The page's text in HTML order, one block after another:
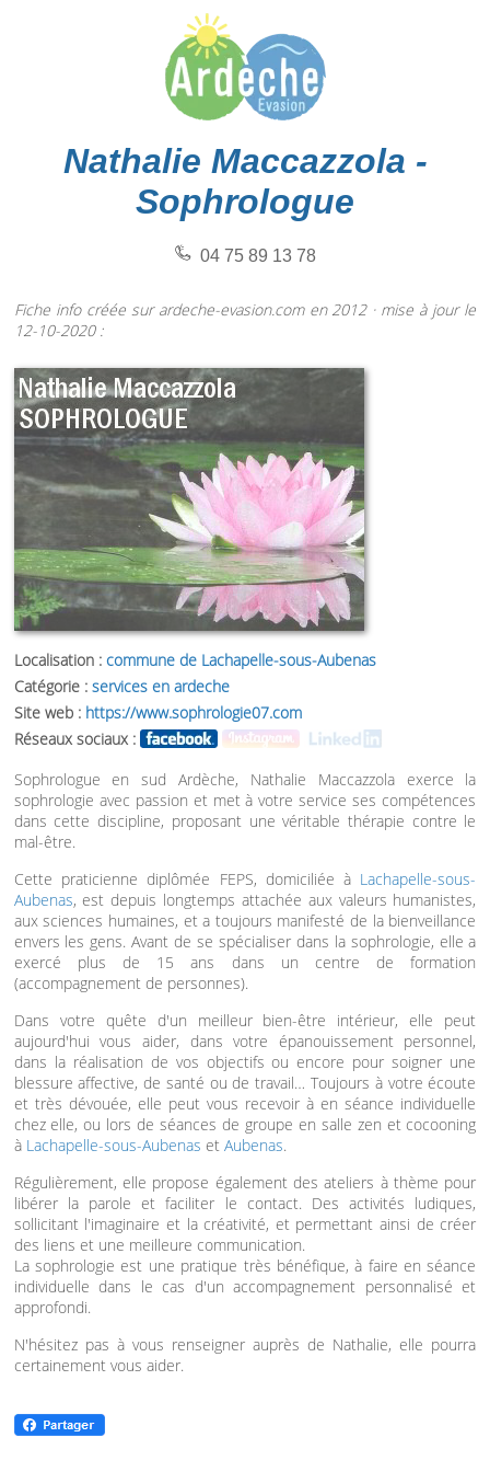
Nathalie Maccazzola -
Sophrologue
04 75 89 13 78
Fiche info créée sur ardeche-evasion.com en 2012 · mise à jour le
12-10-2020 :
Localisation : commune de Lachapelle-sous-Aubenas
Catégorie : services en ardeche
Site web : https://www.sophrologie07.com
Réseaux sociaux :
Sophrologue en sud Ardèche, Nathalie Maccazzola exerce la
sophrologie avec passion et met à votre service ses compétences
dans cette discipline, proposant une véritable thérapie contre le
mal-être.
Cette praticienne diplômée FEPS, domiciliée à Lachapelle-sous-
Aubenas, est depuis longtemps attachée aux valeurs humanistes,
aux sciences humaines, et a toujours manifesté de la bienveillance
envers les gens. Avant de se spécialiser dans la sophrologie, elle a
exercé plus de 15 ans dans un centre de formation
(accompagnement de personnes).
Dans votre quête d'un meilleur bien-être intérieur, elle peut
aujourd'hui vous aider, dans votre épanouissement personnel,
dans la réalisation de vos objectifs ou encore pour soigner une
blessure affective, de santé ou de travail… Toujours à votre écoute
et très dévouée, elle peut vous recevoir à en séance individuelle
chez elle, ou lors de séances de groupe en salle zen et cocooning
à Lachapelle-sous-Aubenas et Aubenas.
Régulièrement, elle propose également des ateliers à thème pour
libérer la parole et faciliter le contact. Des activités ludiques,
sollicitant l'imaginaire et la créativité, et permettant ainsi de créer
des liens et une meilleure communication.
La sophrologie est une pratique très bénéfique, à faire en séance
individuelle dans le cas d'un accompagnement personnalisé et
approfondi.
N'hésitez pas à vous renseigner auprès de Nathalie, elle pourra
certainement vous aider.